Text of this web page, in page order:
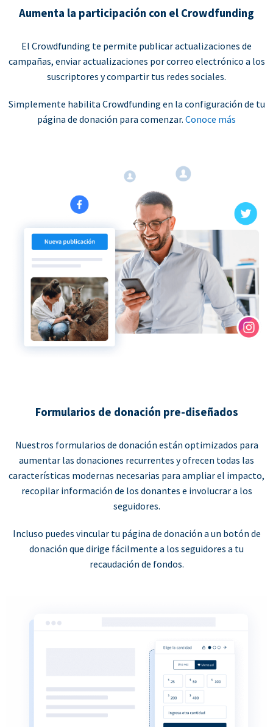
Aumenta la participación con el Crowdfunding
El Crowdfunding te permite publicar actualizaciones de
campañas, enviar actualizaciones por correo electrónico a los
suscriptores y compartir tus redes sociales.
Simplemente habilita Crowdfunding en la configuración de tu
página de donación para comenzar. Conoce más
Formularios de donación pre-diseñados
Nuestros formularios de donación están optimizados para
aumentar las donaciones recurrentes y ofrecen todas las
características modernas necesarias para ampliar el impacto,
recopilar información de los donantes e involucrar a los
seguidores.
Incluso puedes vincular tu página de donación a un botón de
donación que dirige fácilmente a los seguidores a tu
recaudación de fondos.